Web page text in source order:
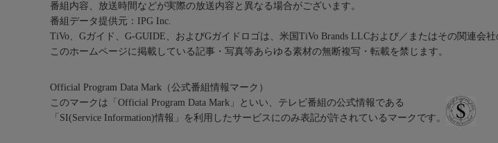
番組内容、放送時間などが実際の放送内容と異なる場合がございます。
番組データ提供元：IPG Inc.
TiVo、Gガイド、G-GUIDE、およびGガイドロゴは、米国TiVo Brands LLCおよび／またはその関連会
このホームページに掲載している記事・写真等あらゆる素材の無断複写・転載を禁じます。
Official Program Data Mark（公式番組情報マーク）
このマークは「Official Program Data Mark」といい、テレビ番組の公式情報である
「SI(Service Information)情報」を利用したサービスにのみ表記が許されているマークです。